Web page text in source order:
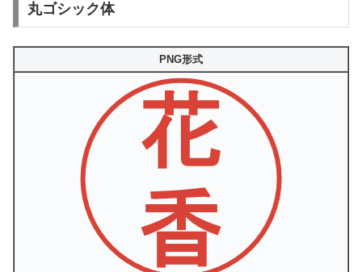
丸ゴシック体
PNG形式